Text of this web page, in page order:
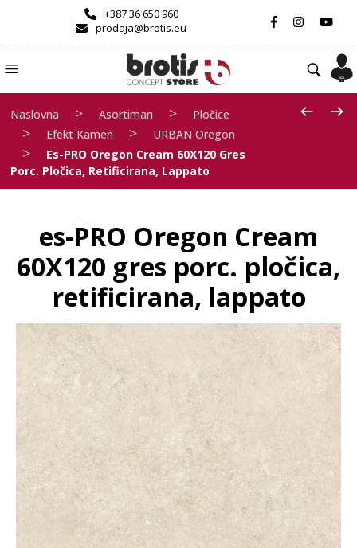
+387 36 650 960
prodaja@brotis.eu
Naslovna > Asortiman > Pločice
> Efekt Kamen > URBAN Oregon
>
Es-PRO Oregon Cream 60X120 Gres
Porc. Pločica, Retificirana, Lappato
es-PRO Oregon Cream
60X120 gres porc. pločica,
retificirana, lappato